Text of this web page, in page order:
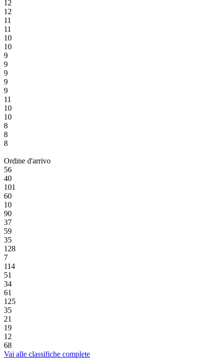
12
12
11
11
10
10
9
9
9
9
9
11
10
10
8
8
8
Ordine d'arrivo
56
40
101
60
10
90
37
59
35
128
7
114
51
34
61
125
35
21
19
12
68
Vai alle classifiche complete